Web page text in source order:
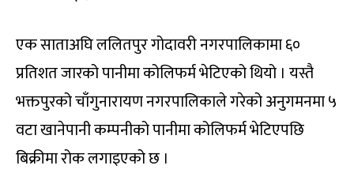
एक साताअघि ललितपुर गोदावरी नगरपालिकामा ६०
प्रतिशत जारको पानीमा कोलिफर्म भेटिएको थियो । यस्तै
भक्तपुरको चाँगुनारायण नगरपालिकाले गरेको अनुगमनमा ५
वटा खानेपानी कम्पनीको पानीमा कोलिफर्म भेटिएपछि
बिक्रीमा रोक लगाइएको छ ।